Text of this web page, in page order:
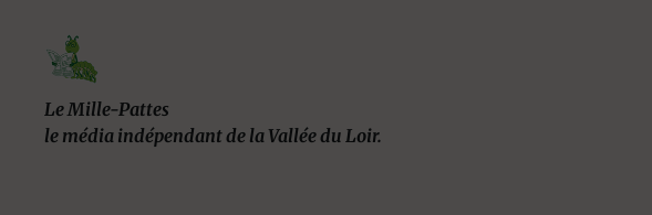
Le Mille-Pattes
le média indépendant de la Vallée du Loir.